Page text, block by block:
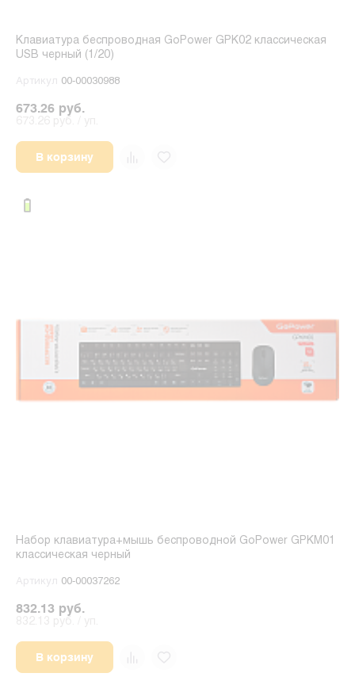
Клавиатура беспроводная GoPower GPK02 классическая
USB черный (1/20)
Артикул 00-00030988
673.26 руб.
В корзину
Набор клавиатура+мышь беспроводной GoPower GPKM01
классическая черный
Артикул 00-00037262
832.13 руб.
В корзину